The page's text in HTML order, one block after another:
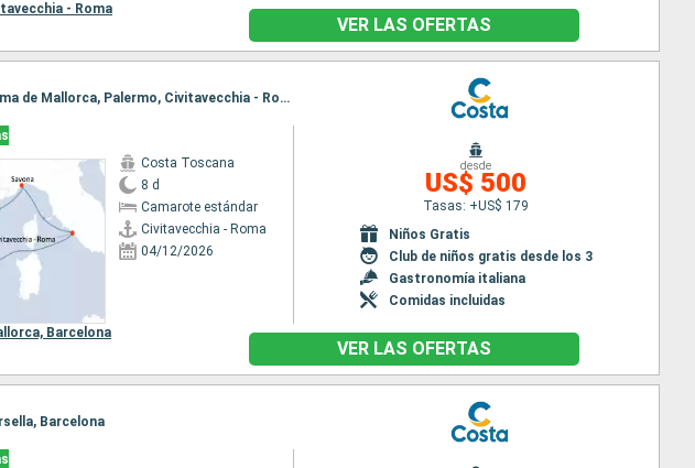
- Roma
VER LAS OFERTAS
Itinerario : Civitavecchia - Roma, Savona, Marsella, Barcelona, Palma de Mallorca, Palermo, Civitavecchia - Roma
Costa Toscana
8 d
Camarote estándar
Civitavecchia - Roma
04/12/2026
desde
US$ 500
Tasas: +US$ 179
Niños Gratis
Club de niños gratis desde los 3
Gastronomía italiana
Comidas incluidas
Barcelona
VER LAS OFERTAS
Barcelona